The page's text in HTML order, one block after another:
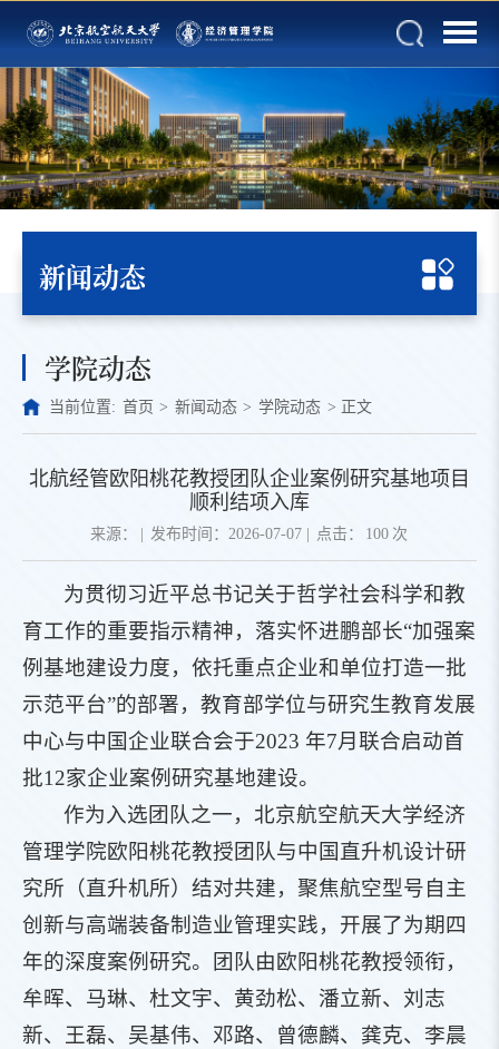
新闻动态
学院动态
当前位置: 首页 > 新闻动态 > 学院动态 > 正文
北航经管欧阳桃花教授团队企业案例研究基地项目
顺利结项入库
来源： 发布时间：2026-07-07 点击： 100 次
为贯彻习近平总书记关于哲学社会科学和教
育工作的重要指示精神，落实怀进鹏部长“加强案
例基地建设力度，依托重点企业和单位打造一批
示范平台”的部署，教育部学位与研究生教育发展
中心与中国企业联合会于2023 年7月联合启动首
批12家企业案例研究基地建设。
作为入选团队之一，北京航空航天大学经济
管理学院欧阳桃花教授团队与中国直升机设计研
究所（直升机所）结对共建，聚焦航空型号自主
创新与高端装备制造业管理实践，开展了为期四
年的深度案例研究。团队由欧阳桃花教授领衔，
牟晖、马琳、杜文宇、黄劲松、潘立新、刘志
新、王磊、吴基伟、邓路、曾德麟、龚克、李晨